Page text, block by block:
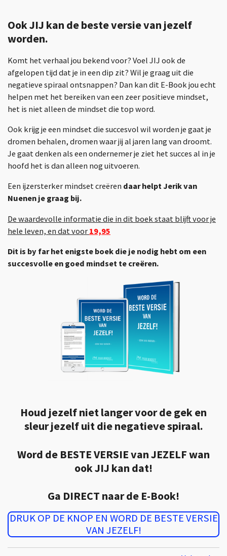
Ook JIJ kan de beste versie van jezelf
worden.
Komt het verhaal jou bekend voor? Voel JIJ ook de
afgelopen tijd dat je in een dip zit? Wil je graag uit die
negatieve spiraal ontsnappen? Dan kan dit E-Book jou echt
helpen met het bereiken van een zeer positieve mindset,
het is niet alleen de mindset die top word.
Ook krijg je een mindset die succesvol wil worden je gaat je
dromen behalen, dromen waar jij al jaren lang van droomt.
Je gaat denken als een ondernemer je ziet het succes al in je
hoofd het is dan alleen nog uitvoeren.
Een ijzersterker mindset creëren daar helpt Jerik van
Nuenen je graag bij.
De waardevolle informatie die in dit boek staat blijft voor je
hele leven, en dat voor 19,95
Dit is by far het enigste boek die je nodig hebt om een
succesvolle en goed mindset te creëren.
Houd jezelf niet langer voor de gek en
sleur jezelf uit die negatieve spiraal.
Word de BESTE VERSIE van JEZELF wan
ook JIJ kan dat!
Ga DIRECT naar de E-Book!
DRUK OP DE KNOP EN WORD DE BESTE VERSIE
VAN JEZELF!